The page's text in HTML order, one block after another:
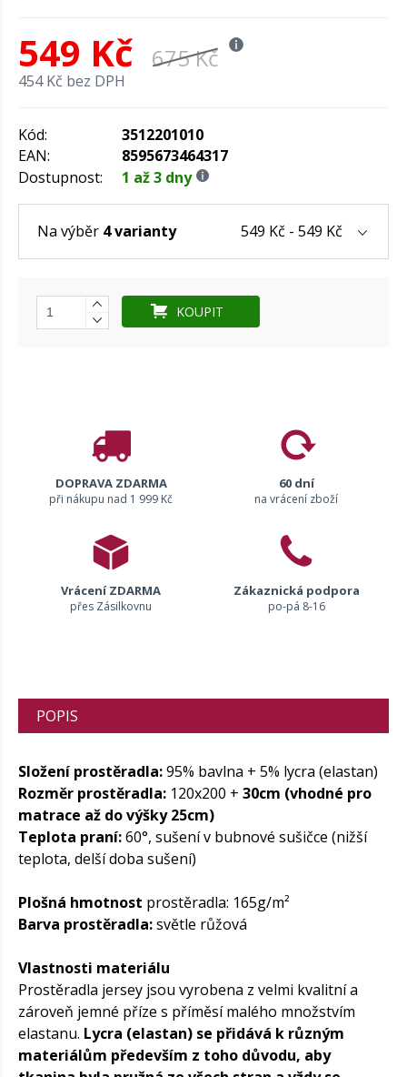
549 Kč 675 Kč
454 Kč bez DPH
Kód:
3512201010
EAN:
8595673464317
Dostupnost:
1 až 3 dny
Na výběr 4 varianty 549 Kč - 549 Kč
KOUPIT
DOPRAVA ZDARMA
při nákupu nad 1 999 Kč
60 dní
na vrácení zboží
Vrácení ZDARMA
přes Zásilkovnu
Zákaznická podpora
po-pá 8-16
POPIS
Složení prostěradla:95% bavlna + 5% lycra (elastan)
Rozměr prostěradla: 120x200 + 30cm (vhodné pro
matrace až do výšky 25cm)
Teplota praní:60°, sušení v bubnové sušičce (nižší
teplota, delší doba sušení)
Plošná hmotnost prostěradla: 165g/m²
Barva prostěradla:světle růžová
Vlastnosti materiálu
Prostěradla jersey jsou vyrobena z velmi kvalitní a
zároveň jemné příze s příměsí malého množstvím
elastanu. Lycra (elastan) se přidává k různým
materiálům především z toho důvodu, aby